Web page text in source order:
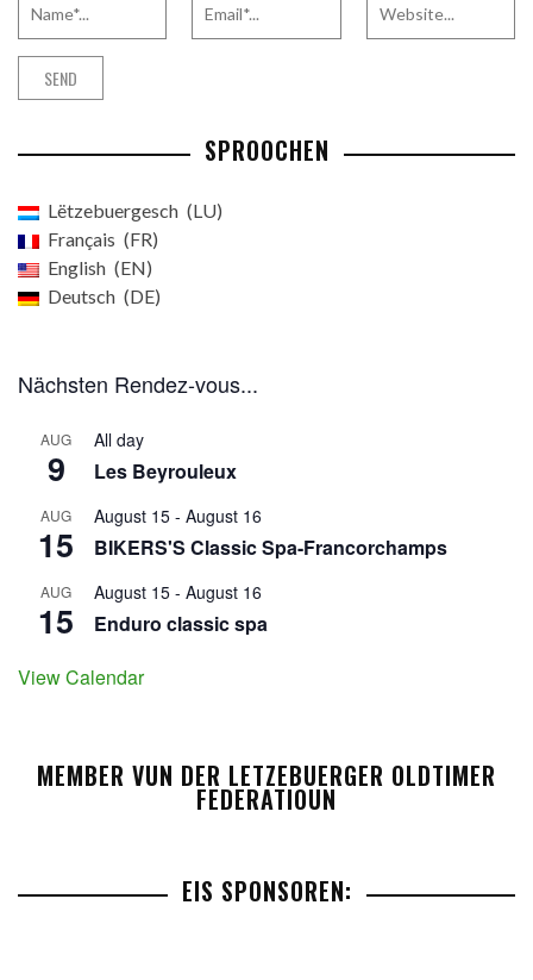
SPROOCHEN
Lëtzebuergesch
LU
Français
FR
English
EN
Deutsch
DE
Nächsten Rendez-vous...
AUG
9
All day
Les Beyrouleux
AUG
15
August 15 - August 16
BIKERS'S Classic Spa-Francorchamps
AUG
15
August 15 - August 16
Enduro classic spa
View Calendar
MEMBER VUN DER LETZEBUERGER OLDTIMER
FEDERATIOUN
EIS SPONSOREN: